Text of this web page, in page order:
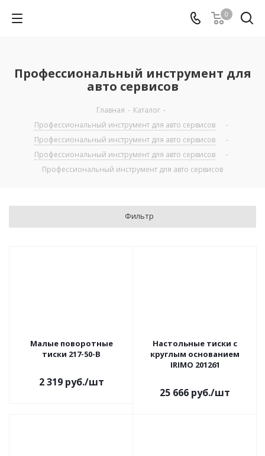
0
Профессиональный инструмент для
авто сервисов
Главная - Каталог -
Профессиональный инструмент для авто сервисов
-
Профессиональный инструмент для авто сервисов
-
Профессиональный инструмент для авто сервисов
-
Профессиональный инструмент для авто сервисов
Фильтр
Малые поворотные
тиски 217-50-B
2 319руб./шт
Настольные тиски с
круглым основанием
IRIMO 201261
25 666 руб./шт